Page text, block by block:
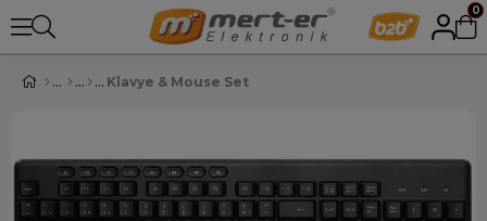
0
Klavye & Mouse Set